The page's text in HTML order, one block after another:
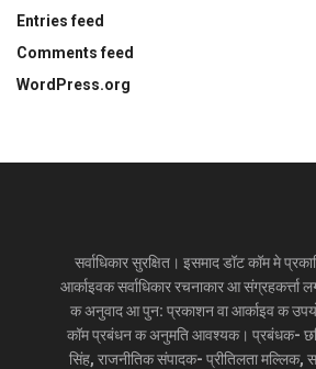
Entries feed
Comments feed
WordPress.org
सर्वाधिकार सुरक्षित। इसमाद डॉट कॉम मे
आर्काइवक सर्वाधिकार रचनाकार आ संग्रहकर्त्ता
क अनुवाद आ पुन: प्रकाशन वा आर्काइव क
कॉम प्रबंधन क अनुमति आवश्यक। प्रबंधक-
सिंह, राजनीतिक संपादक- प्रीतिलता मल्लिक,